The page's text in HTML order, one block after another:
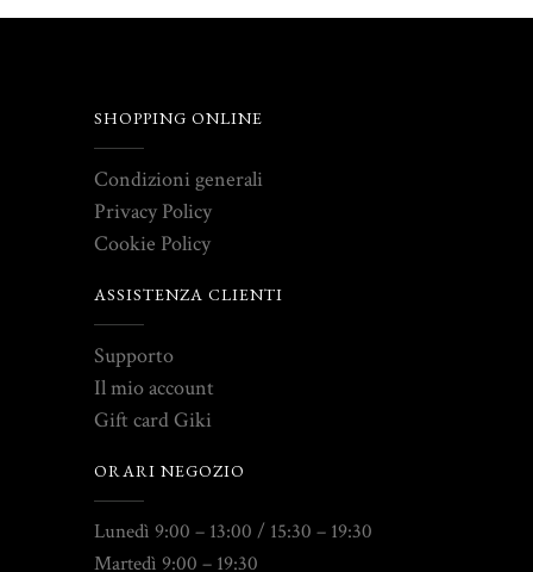
SHOPPING ONLINE
Condizioni generali
Privacy Policy
Cookie Policy
ASSISTENZA CLIENTI
Supporto
Il mio account
Gift card Giki
ORARI NEGOZIO
Lunedì 9:00 – 13:00 / 15:30 – 19:30
Martedì 9:00 – 19:30